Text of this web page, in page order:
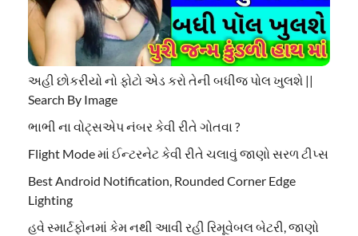
અહી છોકરીયો નો ફોટો એડ કરો તેની બધીજ પોલ ખુલશે ||
Search By Image
ભાભી ના વોટ્સએપ નંબર કેવી રીતે ગોતવા ?
Flight Mode માં ઈન્ટરનેટ કેવી રીતે ચલાવું જાણો સરળ ટીપ્સ
Best Android Notification, Rounded Corner Edge
Lighting
હવે સ્માર્ટફોનમાં કેમ નથી આવી રહી રિમૂવેબલ બેટરી, જાણો